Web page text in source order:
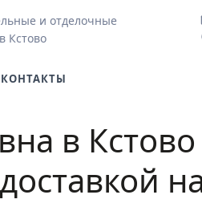
и отделочные
Кстово
КОНТАКТЫ
в Кстово